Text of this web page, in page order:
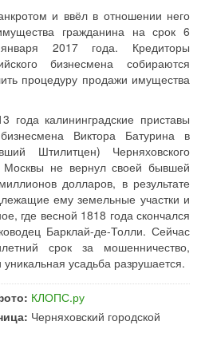
и ввёл в отношении него
гражданина на срок 6
2017 года. Кредиторы
бизнесмена собираются
процедуру продажи имущества
калининградские приставы
Виктора Батурина в
Штилитцен) Черняховского
не вернул своей бывшей
долларов, в результате
ему земельные участки и
где весной 1818 года скончался
Барклай-де-Толли. Сейчас
срок за мошенничество,
усадьба разрушается.
КЛОПС.ру
Черняховский городской